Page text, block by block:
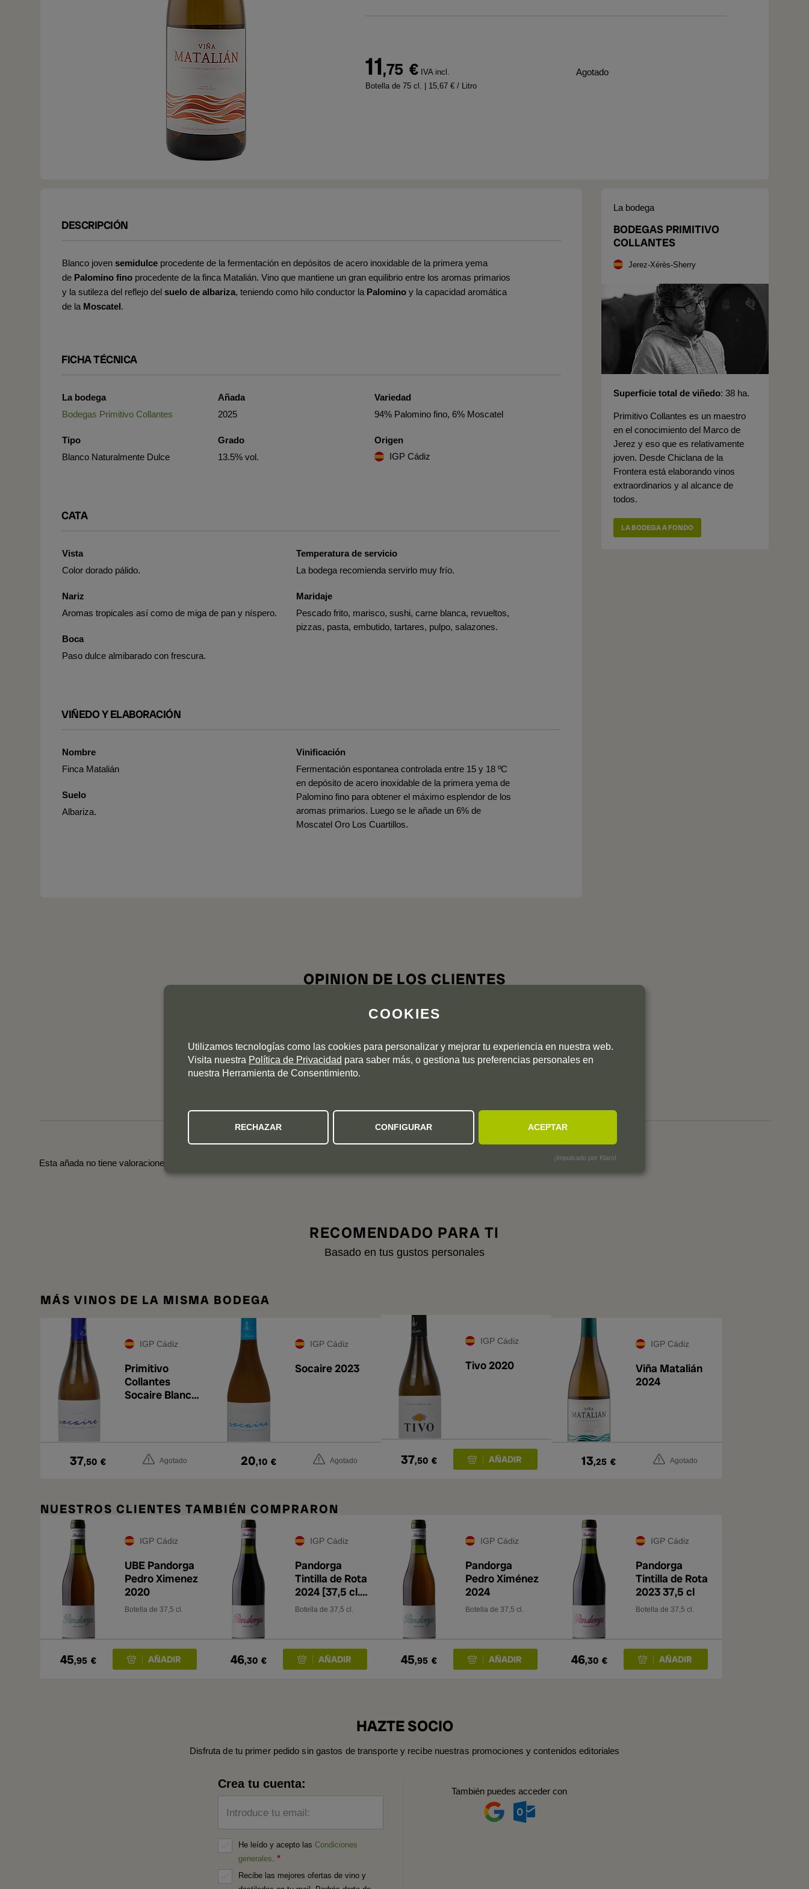
11,75 € IVA incl.
Botella de 75 cl. | 15,67 € / Litro
Agotado
DESCRIPCIÓN
Blanco joven semidulce procedente de la fermentación en depósitos de acero inoxidable de la primera yema
de Palomino fino procedente de la finca Matalián. Vino que mantiene un gran equilibrio entre los aromas primarios
y la sutileza del reflejo del suelo de albariza, teniendo como hilo conductor la Palomino y la capacidad aromática
de la Moscatel.
FICHA TÉCNICA
La bodega
Bodegas Primitivo Collantes
Tipo
Blanco Naturalmente Dulce
Añada
2025
Grado
13.5% vol.
Variedad
94% Palomino fino, 6% Moscatel
Origen
IGP Cádiz
CATA
Vista
Color dorado pálido.
Nariz
Aromas tropicales así como de miga de pan y níspero.
Boca
Paso dulce almibarado con frescura.
Temperatura de servicio
La bodega recomienda servirlo muy frío.
Maridaje
Pescado frito, marisco, sushi, carne blanca, revueltos,
pizzas, pasta, embutido, tartares, pulpo, salazones.
VIÑEDO Y ELABORACIÓN
Nombre
Finca Matalián
Suelo
Albariza.
Vinificación
Fermentación espontanea controlada entre 15 y 18 ºC
en depósito de acero inoxidable de la primera yema de
Palomino fino para obtener el máximo esplendor de los
aromas primarios. Luego se le añade un 6% de
Moscatel Oro Los Cuartillos.
La bodega
BODEGAS PRIMITIVO
COLLANTES
Jerez-Xérès-Sherry
Superficie total de viñedo 38 ha.
Primitivo Collantes es un maestro
en el conocimiento del Marco de
Jerez y eso que es relativamente
joven. Desde Chiclana de la
Frontera está elaborando vinos
extraordinarios y al alcance de
todos.
LA BODEGA A FONDO
OPINION DE LOS CLIENTES
0 valoración
4
0
3
0
Añadas: 2025 2024 2023 2022
Esta añada no tiene valoraciones todavía. Pincha en las otras añadas para ver sus valoraciones.
RECOMENDADO PARA TI
Basado en tus gustos personales
MÁS VINOS DE LA MISMA BODEGA
IGP Cádiz
Primitivo
Collantes
Socaire Blanco
37,50 € Agotado
IGP Cádiz
Socaire 2023
20,10 € Agotado
IGP Cádiz
Tivo 2020
37,50 €
IGP Cádiz
Viña Matalián
2024
13,25 € Agotado
NUESTROS CLIENTES TAMBIÉN COMPRARON
IGP Cádiz
UBE Pandorga
Pedro Ximenez
2020
Botella de 37,5 cl.
45,95 €
IGP Cádiz
Pandorga
Tintilla de Rota
2024 [37,5 cl.
(3/8)]
Botella de 37,5 cl.
46,30 €
IGP Cádiz
Pandorga
Pedro Ximénez
2024
Botella de 37,5 cl.
45,95 €
IGP Cádiz
Pandorga
Tintilla de Rota
2023 37,5 cl
Botella de 37,5 cl.
46,30 €
HAZTE SOCIO
Disfruta de tu primer pedido sin gastos de transporte y recibe nuestras promociones y contenidos editoriales
Crea tu cuenta:
Introduce tu email:
He leído y acepto las Condiciones
generales.
Recibe las mejores ofertas de vino y
También puedes acceder con
COOKIES
Utilizamos tecnologías como las cookies para personalizar y mejorar tu experiencia en nuestra web.
Visita nuestra Política de Privacidad para saber más, o gestiona tus preferencias personales en
nuestra Herramienta de Consentimiento.
RECHAZAR CONFIGURAR ACEPTAR
¡Impulsado por Klaro!